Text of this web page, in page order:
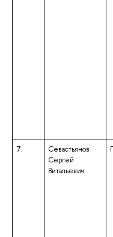
7.
Севастьянов
Сергей
Витальевич